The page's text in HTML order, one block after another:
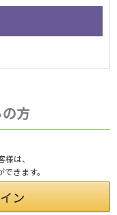
方
は、
きます。